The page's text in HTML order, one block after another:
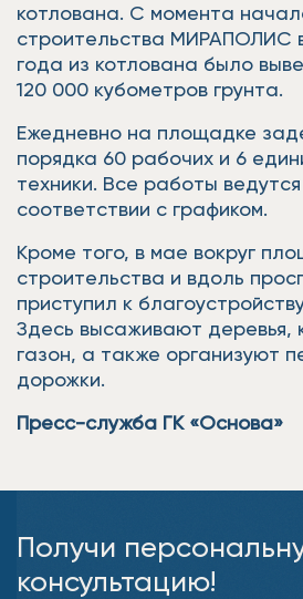
котлована. С момента
строительства МИРАПОЛИС
года из котлована было
120 000 кубометров грунта.
Ежедневно на площадке
порядка 60 рабочих и 6
техники. Все работы
соответствии с графиком.
Кроме того, в мае вокруг
строительства и вдоль
приступил к
Здесь высаживают деревья,
газон, а также организуют
дорожки.
Пресс-служба ГК «Основа»
Получи
консультацию!